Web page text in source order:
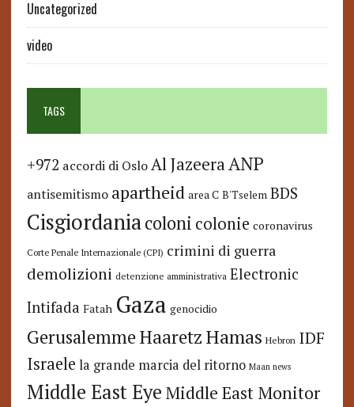
Uncategorized
video
TAGS
+972 accordi di Oslo Al JazeeraANP
antisemitismo apartheid area C B'Tselem BDS
Cisgiordaniacoloni colonie coronavirus
Corte Penale Internazionale (CPI) crimini di guerra
demolizioni detenzione amministrativa Electronic
Intifada Fatah Gaza genocidio
GerusalemmeHaaretzHamas Hebron IDF
Israele la grande marcia del ritorno Maan news
Middle East Eye Middle East Monitor